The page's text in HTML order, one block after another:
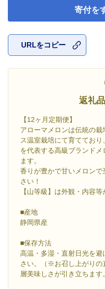
寄付を
URLをコピー
返礼
【12ヶ月定期便】
アローマメロンは伝統の
ス温室栽培にて育ててお
を代表する高級ブランド
ます。
香りが豊かで甘いメロン
さい！
【山等級】は外観・内容
■産地
静岡県産
■保存方法
高温・多湿・直射日光を
さい。（※お召し上がりの
層美味しさが引き立ちます